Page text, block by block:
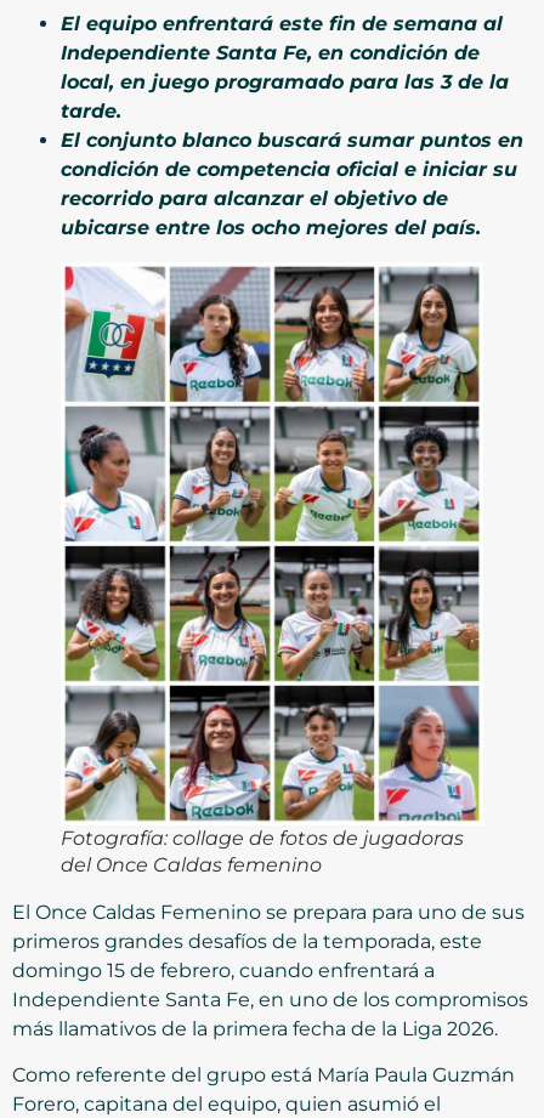
El equipo enfrentará este fin de semana al
Independiente Santa Fe, en condición de
local, en juego programado para las 3 de la
tarde.
El conjunto blanco buscará sumar puntos en
condición de competencia oficial e iniciar su
recorrido para alcanzar el objetivo de
ubicarse entre los ocho mejores del país.
Fotografía: collage de fotos de jugadoras
del Once Caldas femenino
El Once Caldas Femenino se prepara para uno de sus
primeros grandes desafíos de la temporada, este
domingo 15 de febrero, cuando enfrentará a
Independiente Santa Fe, en uno de los compromisos
más llamativos de la primera fecha de la Liga 2026.
Como referente del grupo está María Paula Guzmán
Forero, capitana del equipo, quien asumió el